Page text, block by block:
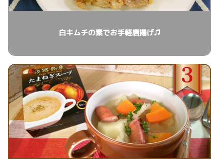
白キムチの素でお手軽唐揚げ♫